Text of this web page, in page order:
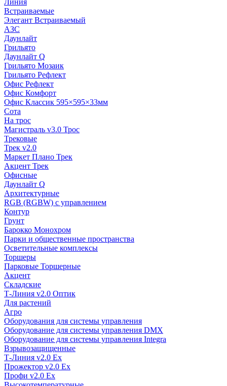
Линия
Встраиваемые
Элегант Встраиваемый
АЗС
Даунлайт
Грильято
Даунлайт Q
Грильято Мозаик
Грильято Рефлект
Офис Рефлект
Офис Комфорт
Офис Классик 595×595×33мм
Сота
На трос
Магистраль v3.0 Трос
Трековые
Трек v2.0
Маркет Плано Трек
Акцент Трек
Офисные
Даунлайт Q
Архитектурные
RGB (RGBW) с управлением
Контур
Грунт
Барокко Монохром
Парки и общественные пространства
Осветительные комплексы
Торшеры
Парковые Торшерные
Акцент
Складские
Т-Линия v2.0 Оптик
Для растений
Агро
Оборудования для системы управления
Оборудование для системы управления DMX
Оборудование для системы управления Integra
Взрывозащищенные
Т-Линия v2.0 Ex
Прожектор v2.0 Ex
Профи v2.0 Ex